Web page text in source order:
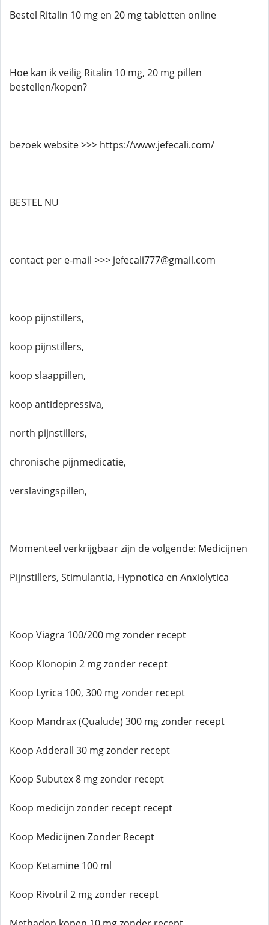
Bestel Ritalin 10 mg en 20 mg tabletten online
Hoe kan ik veilig Ritalin 10 mg, 20 mg pillen
bestellen/kopen?
bezoek website >>> https://www.jefecali.com/
BESTEL NU
contact per e-mail >>> jefecali777@gmail.com
koop pijnstillers,
koop pijnstillers,
koop slaappillen,
koop antidepressiva,
north pijnstillers,
chronische pijnmedicatie,
verslavingspillen,
Momenteel verkrijgbaar zijn de volgende: Medicijnen
Pijnstillers, Stimulantia, Hypnotica en Anxiolytica
Koop Viagra 100/200 mg zonder recept
Koop Klonopin 2 mg zonder recept
Koop Lyrica 100, 300 mg zonder recept
Koop Mandrax (Qualude) 300 mg zonder recept
Koop Adderall 30 mg zonder recept
Koop Subutex 8 mg zonder recept
Koop medicijn zonder recept recept
Koop Medicijnen Zonder Recept
Koop Ketamine 100 ml
Koop Rivotril 2 mg zonder recept